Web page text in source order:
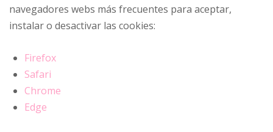
navegadores webs más frecuentes para aceptar,
instalar o desactivar las cookies:
Firefox
Safari
Chrome
Edge